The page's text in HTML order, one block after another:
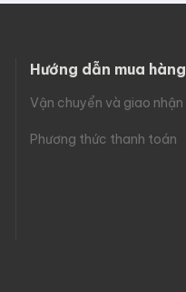
Hướng dẫn mua hàng
Vận chuyển và giao nhận
Phương thức thanh toán